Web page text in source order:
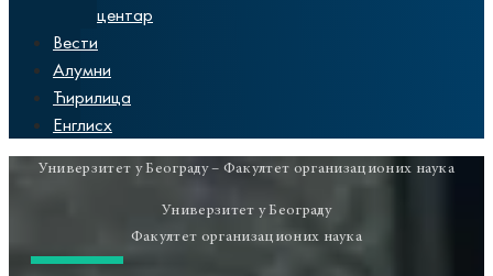
центар
Вести
Алумни
Ћирилица
Енглисх
Универзитет у Београду – Факултет организационих наука
Универзитет у Београду
Факултет организационих наука